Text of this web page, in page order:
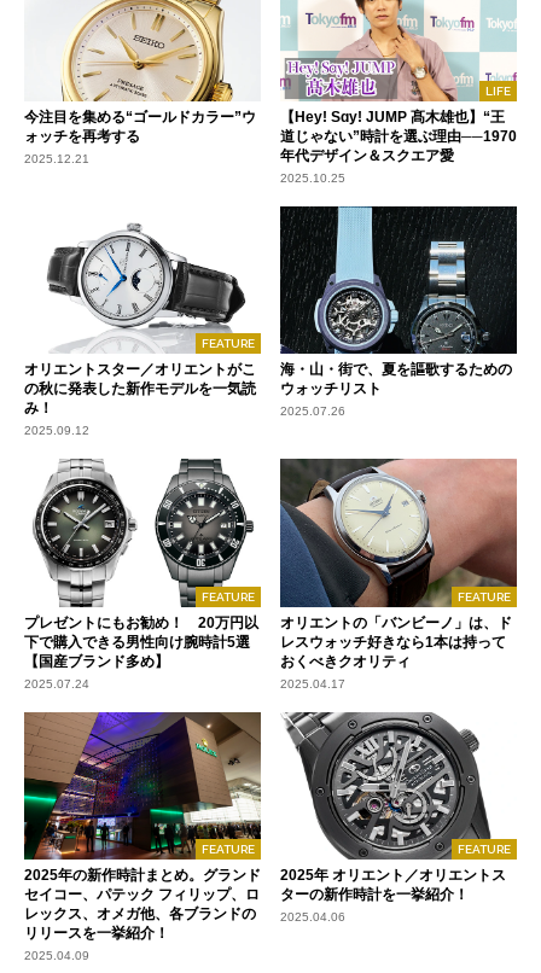
今注目を集める“ゴールドカラー”ウ
ォッチを再考する
2025.12.21
LIFE
【Hey! Sɑy! JUMP 髙木雄也】“王
道じゃない”時計を選ぶ理由──1970
年代デザイン＆スクエア愛
2025.10.25
FEATURE
オリエントスター／オリエントがこ
の秋に発表した新作モデルを一気読
み！
2025.09.12
海・山・街で、夏を謳歌するための
ウォッチリスト
2025.07.26
FEATURE
プレゼントにもお勧め！ 20万円以
下で購入できる男性向け腕時計5選
【国産ブランド多め】
2025.07.24
FEATURE
オリエントの「バンビーノ」は、ド
レスウォッチ好きなら1本は持って
おくべきクオリティ
2025.04.17
FEATURE
2025年の新作時計まとめ。グランド
セイコー、パテック フィリップ、ロ
レックス、オメガ他、各ブランドの
リリースを一挙紹介！
2025.04.09
FEATURE
2025年 オリエント／オリエントス
ターの新作時計を一挙紹介！
2025.04.06